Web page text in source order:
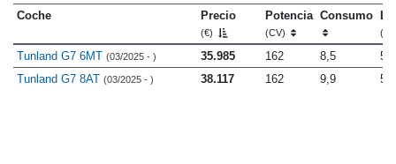
Coche
Precio
(€)
Potencia
(CV)
Consumo
Tunland G7 6MT (03/2025 - ) 35.985 162 8,5
Tunland G7 8AT (03/2025 - ) 38.117 162 9,9